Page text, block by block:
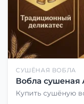
СУШЁНАЯ ВОБЛА
Вобла сушеная
Купить сушёную